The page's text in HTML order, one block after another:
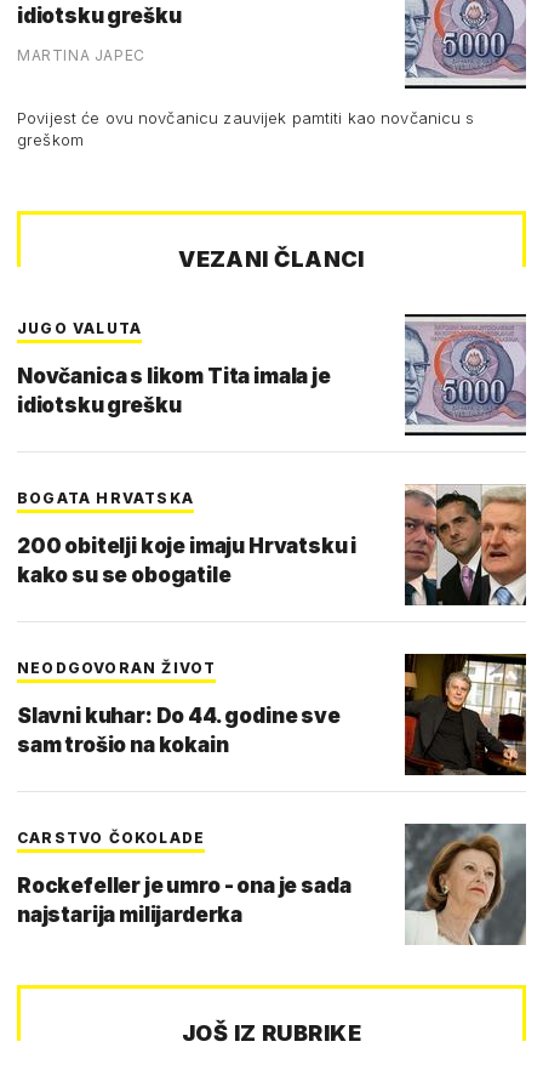
idiotsku grešku
MARTINA JAPEC
Povijest će ovu novčanicu zauvijek pamtiti kao novčanicu s
greškom
VEZANI ČLANCI
JUGO VALUTA
Novčanica s likom Tita imala je
idiotsku grešku
BOGATA HRVATSKA
200 obitelji koje imaju Hrvatsku i
kako su se obogatile
NEODGOVORAN ŽIVOT
Slavni kuhar: Do 44. godine sve
sam trošio na kokain
CARSTVO ČOKOLADE
Rockefeller je umro - ona je sada
najstarija milijarderka
JOŠ IZ RUBRIKE